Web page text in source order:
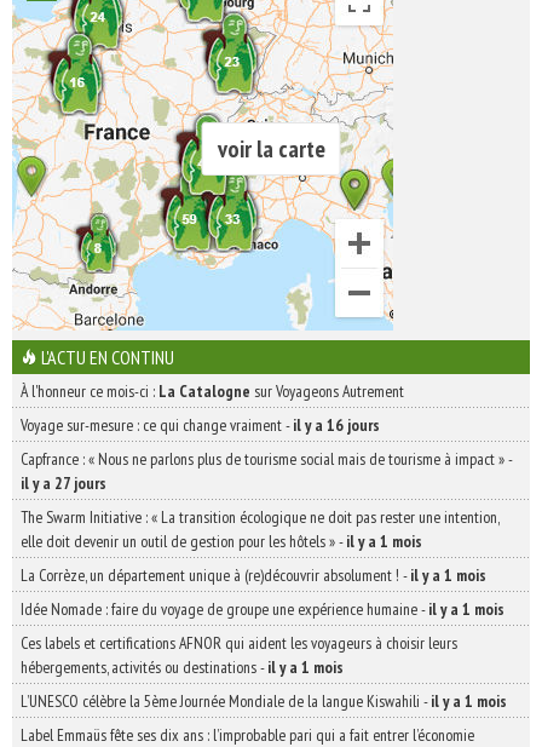
voir la carte
L'ACTU EN CONTINU
À l'honneur ce mois-ci : La Catalogne sur Voyageons Autrement
Voyage sur-mesure : ce qui change vraiment-il y a 16 jours
Capfrance : « Nous ne parlons plus de tourisme social mais de tourisme à impact »-
il y a 27 jours
The Swarm Initiative : « La transition écologique ne doit pas rester une intention,
elle doit devenir un outil de gestion pour les hôtels »-il y a 1 mois
La Corrèze, un département unique à (re)découvrir absolument ! -il y a 1 mois
Idée Nomade : faire du voyage de groupe une expérience humaine-il y a 1 mois
Ces labels et certifications AFNOR qui aident les voyageurs à choisir leurs
hébergements, activités ou destinations-il y a 1 mois
L’UNESCO célèbre la 5ème Journée Mondiale de la langue Kiswahili -il y a 1 mois
Label Emmaüs fête ses dix ans : l’improbable pari qui a fait entrer l’économie